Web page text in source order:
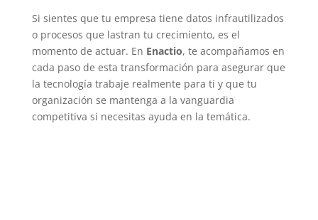
Si sientes que tu empresa tiene datos infrautilizados
o procesos que lastran tu crecimiento, es el
momento de actuar. En Enactio, te acompañamos en
cada paso de esta transformación para asegurar que
la tecnología trabaje realmente para ti y que tu
organización se mantenga a la vanguardia
competitiva si necesitas ayuda en la temática.